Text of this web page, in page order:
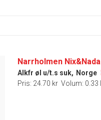
Narrholmen Nix&Nada
Alkfr øl u/t.s suk, Norge
Pris: 24.70 kr Volum: 0.33 l